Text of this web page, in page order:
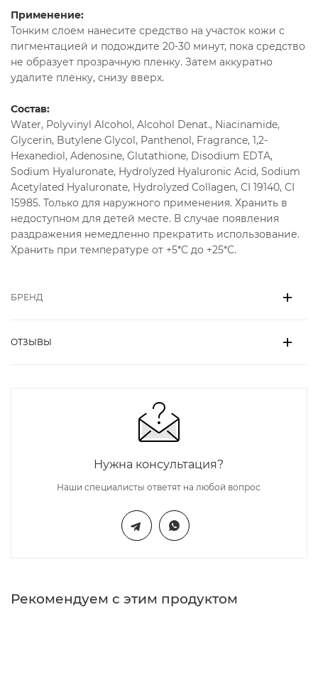
Применение:
Тонким слоем нанесите средство на участок кожи с
пигментацией и подождите 20-30 минут, пока средство
не образует прозрачную пленку. Затем аккуратно
удалите пленку, снизу вверх.
Состав:
Water, Polyvinyl Alcohol, Alcohol Denat., Niacinamide,
Glycerin, Butylene Glycol, Panthenol, Fragrance, 1,2-
Hexanediol, Adenosine, Glutathione, Disodium EDTA,
Sodium Hyaluronate, Hydrolyzed Hyaluronic Acid, Sodium
Acetylated Hyaluronate, Hydrolyzed Collagen, CI 19140, CI
15985. Только для наружного применения. Хранить в
недоступном для детей месте. В случае появления
раздражения немедленно прекратить использование.
Хранить при температуре от +5*С до +25*С.
БРЕНД
ОТЗЫВЫ
Нужна консультация?
Наши специалисты ответят на любой вопрос
Рекомендуем с этим продуктом